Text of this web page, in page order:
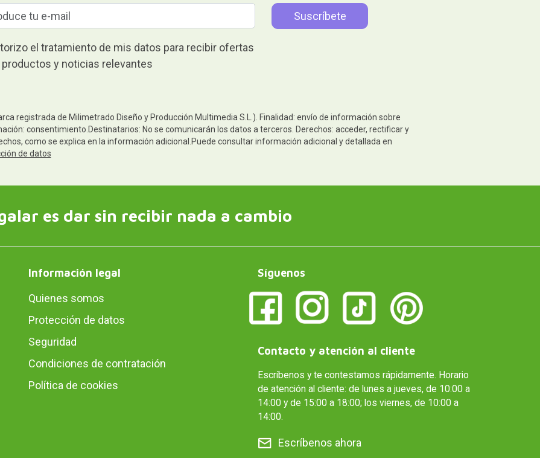
el tratamiento de mis datos para recibir ofertas
productos y noticias relevantes
registrada de Milimetrado Diseño y Producción Multimedia S.L.). Finalidad: envío de información sobre
consentimiento.Destinatarios: No se comunicarán los datos a terceros. Derechos: acceder, rectificar y
como se explica en la información adicional.Puede consultar información adicional y detallada en
de datos
es dar sin recibir nada a cambio
Información legal
Quienes somos
Protección de datos
Seguridad
Condiciones de contratación
Política de cookies
Síguenos
Contacto y atención al cliente
Escríbenos y te contestamos rápidamente. Horario
de atención al cliente: de lunes a jueves, de 10:00 a
14:00 y de 15:00 a 18:00; los viernes, de 10:00 a
14:00.
Escríbenos ahora